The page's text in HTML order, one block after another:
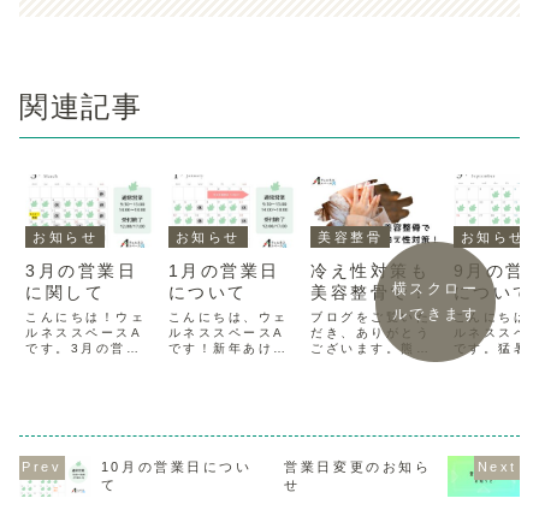
関連記事
お知らせ
3月の営業日
に関して
こんにちは！ウェ
ルネススペースA
です。3月の営業
えてきましたね♪し
かしまだまだ寒さ
が残る日もありま
お知らせ
1月の営業日
について
こんにちは、ウェ
ルネススペースA
です！新年あけま
となります。22日
および24日以外は
通常営業となって
美容整骨
冷え性対策も
美容整骨で！
ブログをご覧いた
だき、ありがとう
ございます。熊本
県・益城町の自宅
っている今日この
頃…みなさまはい
お知らせ
9月の営
について
こんにちは
ルネススペ
です。猛暑
ざいました
は9月の営
ついてのお
横スクロー
ルできます
10月の営業日につい
て
営業日変更のお知ら
せ